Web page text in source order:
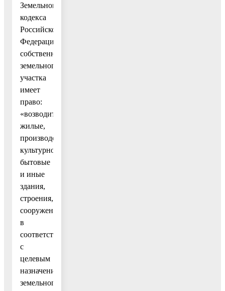
Земельного
кодекса
Российской
Федерации
собственник
земельного
участка
имеет
право:
«возводить
жилые,
производственные,
культурно-
бытовые
и иные
здания,
строения,
сооружения
в
соответствии
с
целевым
назначением
земельного